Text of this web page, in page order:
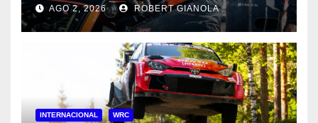
AGO 2, 2026 ROBERT GIANOLA
INTERNACIONAL WRC